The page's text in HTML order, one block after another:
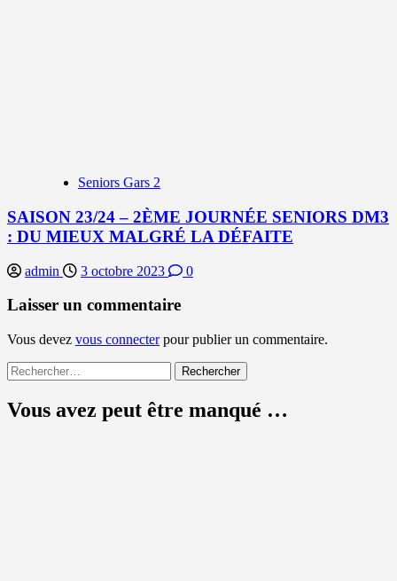
Seniors Gars 2
SAISON 23/24 – 2ÈME JOURNÉE SENIORS DM3
: DU MIEUX MALGRÉ LA DÉFAITE
admin 3 octobre 2023 0
Laisser un commentaire
Vous devez vous connecterpour publier un commentaire.
Rechercher :
Vous avez peut être manqué …